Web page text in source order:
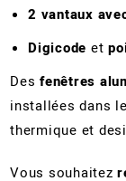
2 vantaux
Digicode et
Desfenêtres
installées dans
thermique et
Vous souhaitez